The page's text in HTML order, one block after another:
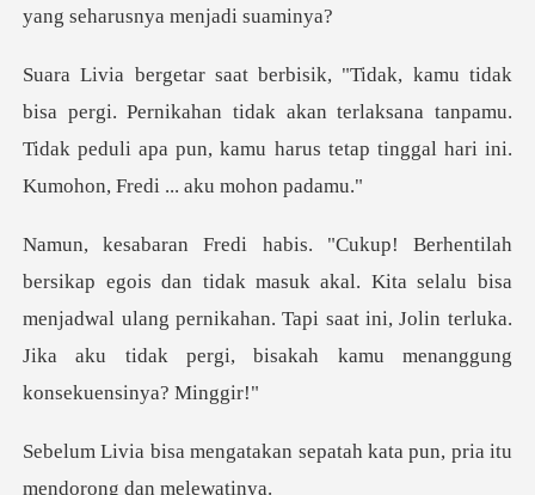
Pernikahan tidak akan terlaksana tanpamu.
Tidak peduli apa pun, kam
suk akal. Kita selalu bisa
menjadwal ulang pernikahan. Tapi saat ini, Jolin t
n sepatah kata pun, pria itu